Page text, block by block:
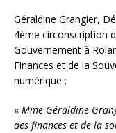
Géraldine Grangier,
4ème circonscription
Gouvernement à
Finances et de la
numérique :
« Mme Géraldine
des finances et de la